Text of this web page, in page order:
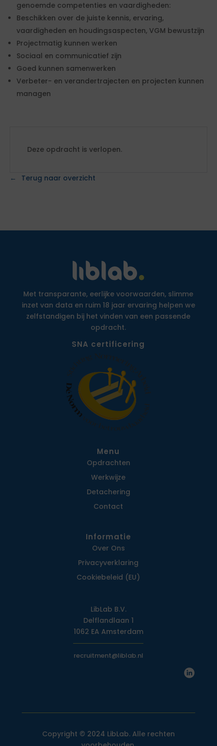
genoemde competenties en vaardigheden:
Beschikken over de juiste kennis, ervaring,
vaardigheden en houdingsaspecten, VGM bewustzijn
Projectmatig kunnen werken
Sociaal en communicatief zijn
Goed kunnen samenwerken
Verbeter- en verandertrajecten en projecten kunnen
managen
Deze opdracht is verlopen.
Terug naar overzicht
Met transparante, eerlijke voorwaarden, slimme
inzet van data en ruim 18 jaar ervaring helpen we
zelfstandigen bij het vinden van een passende
opdracht.
SNA certificering
Menu
Opdrachten
Werkwijze
Detachering
Contact
Informatie
Over Ons
Privacy­verklaring
Cookiebeleid (EU)
LibLab B.V.
Delflandlaan 1
1062 EA Amsterdam
recruitment@liblab.nl
Copyright © 2024 LibLab. Alle rechten